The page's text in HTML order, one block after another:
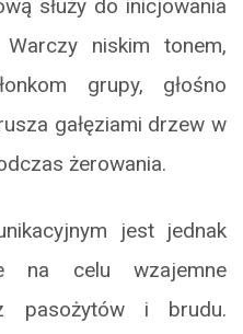
służy do inicjowania
Warczy niskim tonem,
grupy, głośno
gałęziami drzew w
żerowania.
jest jednak
na celu wzajemne
pasożytów i brudu.